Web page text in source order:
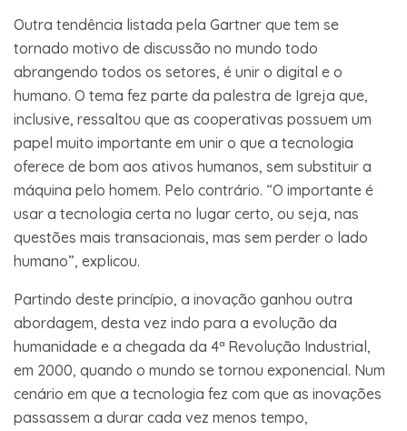
Outra tendência listada pela Gartner que tem se
tornado motivo de discussão no mundo todo
abrangendo todos os setores, é unir o digital e o
humano. O tema fez parte da palestra de Igreja que,
inclusive, ressaltou que as cooperativas possuem um
papel muito importante em unir o que a tecnologia
oferece de bom aos ativos humanos, sem substituir a
máquina pelo homem. Pelo contrário. “O importante é
usar a tecnologia certa no lugar certo, ou seja, nas
questões mais transacionais, mas sem perder o lado
humano”, explicou.
Partindo deste princípio, a inovação ganhou outra
abordagem, desta vez indo para a evolução da
humanidade e a chegada da 4ª Revolução Industrial,
em 2000, quando o mundo se tornou exponencial. Num
cenário em que a tecnologia fez com que as inovações
passassem a durar cada vez menos tempo,